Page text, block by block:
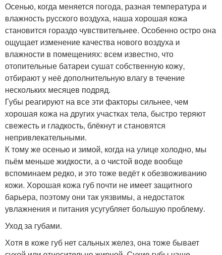
Осенью, когда меняется погода, разная температура и
влажность русского воздуха, наша хорошая кожа
становится гораздо чувствительнее. Особенно остро она
ощущает изменение качества нового воздуха и
влажности в помещениях: всем известно, что
отопительные батареи сушат собственную кожу,
отбирают у неё дополнительную влагу в течение
нескольких месяцев подряд.
Губы реагируют на все эти факторы сильнее, чем
хорошая кожа на других участках тела, быстро теряют
свежесть и гладкость, блёкнут и становятся
непривлекательными.
К тому же осенью и зимой, когда на улице холодно, мы
пьём меньше жидкости, а о чистой воде вообще
вспоминаем редко, и это тоже ведёт к обезвоживанию
кожи. Хорошая кожа губ почти не имеет защитного
барьера, поэтому они так уязвимы, а недостаток
увлажнения и питания усугубляет большую проблему.
Уход за губами.
Хотя в коже губ нет сальных желез, она тоже бывает